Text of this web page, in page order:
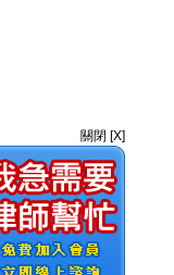
關閉 [X]